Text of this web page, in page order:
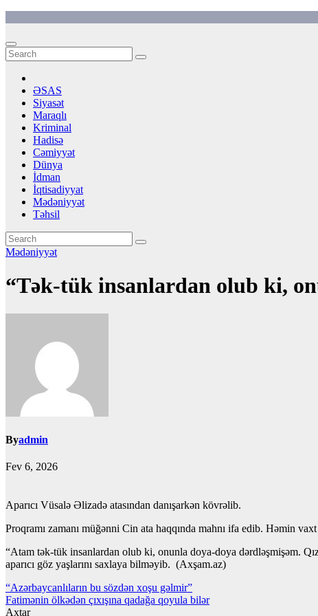
content
ƏSAS
Siyasət
Maraqlı
Kriminal
Hadisə
Cəmiyyət
Dünya
İdman
İqtisadiyyat
Mədəniyyət
Təhsil
Mədəniyyət
“Tək-tük insanlardan olub ki,
Byadmin
Fev 6, 2026
Aparıcı Vüsalə Əlizadə atasından danışarkən kövrəlib.
Proqramı zamanı müğənni Cin ata haqqında mahnı ifa edib. Həmin
“Atam tək-tük insanlardan olub ki, onunla doya-doya dərdləşmişəm.
aparıcı göz yaşlarını saxlaya bilməyib. (Axşam.az)
Yazı
naviqasiyası
“Azərbaycanlıların bu sözdən xoşu gəlmir”
Fatimənin ölkədən çıxışına qadağa qoyula bilər
Axtar